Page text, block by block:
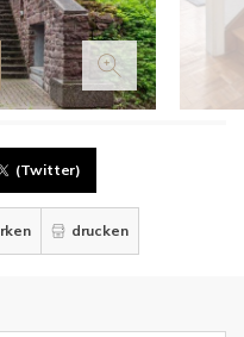
(Twitter)
drucken